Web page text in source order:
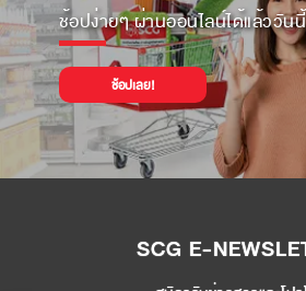
ช้อปง่ายๆ ผ่านออนไลน์ได้แล้ววันนี้
ช้อปเลย!
SCG E-